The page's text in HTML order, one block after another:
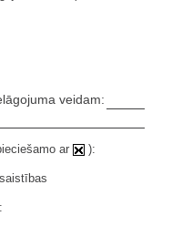
veidam:
ar ):